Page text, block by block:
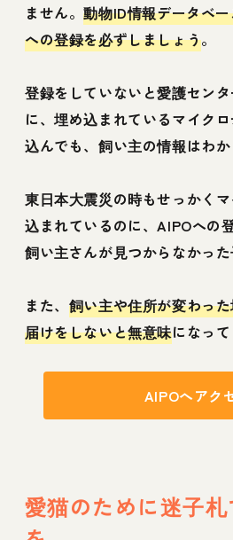
ません。動物ID情報データベ
への登録を必ずしましょう。
登録をしていないと愛護セン
に、埋め込まれているマイク
込んでも、飼い主の情報はわか
東日本大震災の時もせっかく
込まれているのに、AIPOへの
飼い主さんが見つからなかった
また、 飼い主や住所が変わっ
届けをしないと無意味になって
AIPOへアク
愛猫のために迷子